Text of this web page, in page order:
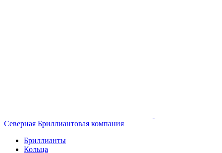
Северная Бриллиантовая компания
Бриллианты
Кольца